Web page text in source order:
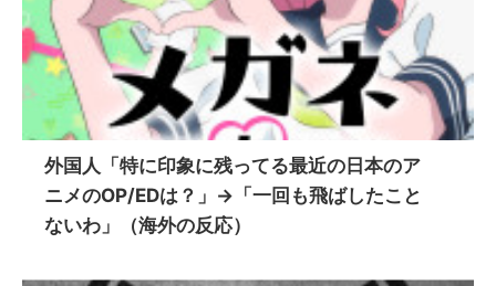
外国人「特に印象に残ってる最近の日本のア
ニメのOP/EDは？」→「一回も飛ばしたこと
ないわ」（海外の反応）